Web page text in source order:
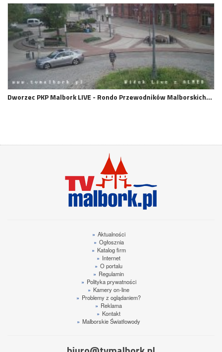
Dworzec PKP Malbork LIVE - Rondo Przewodników Malborskich…
» Aktualności
» Ogłosznia
» Katalog firm
» Internet
» O portalu
» Regulamin
» Polityka prywatności
» Kamery on-line
» Problemy z oglądaniem?
» Reklama
» Kontakt
» Malborskie Światłowody